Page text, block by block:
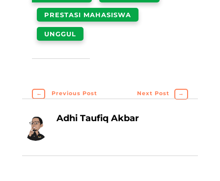
PRESTASI MAHASISWA
UNGGUL
← Previous Post Next Post →
Adhi Taufiq Akbar